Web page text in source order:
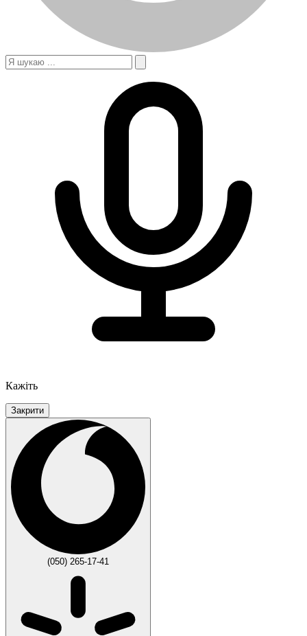
Кажіть
Закрити
(050) 265-17-41